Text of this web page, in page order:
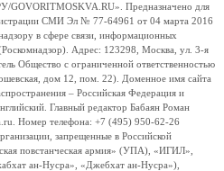
Предназначено для
СМИ Эл № 77-64961 от 04 марта 2016
в сфере связи, информационных
Адрес: 123298, Москва, ул. 3-я
Общество с ограниченной ответственностью
дом 12, пом. 22). Доменное имя сайта
– Российская Федерация и
Главный редактор Бабаян Роман
Номер телефона: +7 (495) 950-62-26
запрещенные в Российской
повстанческая армия» (УПА), «ИГИЛ»,
ан-Нусра», «Джебхат ан-Нусра»),